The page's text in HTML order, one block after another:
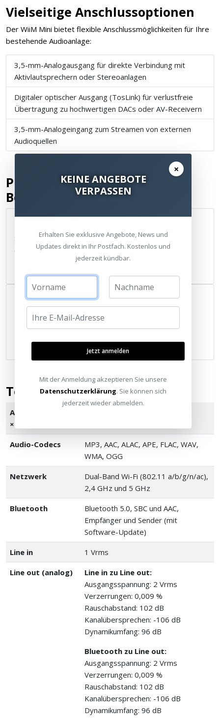
Vielseitige Anschlussoptionen
Der WiiM Mini bietet flexible Anschlussmöglichkeiten für Ihre
bestehende Audioanlage:
3,5-mm-Analogausgang für direkte Verbindung mit
Aktivlautsprechern oder Stereoanlagen
Digitaler optischer Ausgang (TosLink) für verlustfreie
Übertragung zu hochwertigen DACs oder AV-Receivern
3,5-mm-Analogeingang zum Streamen von externen
Audioquellen
Planen Sie eine persönliche
Beratung
Sie möchten mehr über den WiiM Mini erfahren oder
eine persönliche Vorführung erleben?
Besuchen Sie uns
In unseren Ausstellungsräumen können Sie den WiiM
Mini live erleben und testen.
Standorte finden
Technische Daten
Abmessungen (B
× H × T)
Audio-Codecs
MP3, AAC, ALAC, APE, FLAC, WAV,
WMA, OGG
Netzwerk
Dual-Band Wi-Fi (802.11 a/b/g/n/ac),
2,4 GHz und 5 GHz
Bluetooth
Bluetooth 5.0, SBC und AAC,
Empfänger und Sender (mit
Software-Update)
Line in 1 Vrms
Line out (analog)
Line in zu Line out:
Ausgangsspannung: 2 Vrms
Verzerrungen: 0,009 %
Rauschabstand: 102 dB
Kanalübersprechen: -106 dB
Dynamikumfang: 96 dB
Bluetooth zu Line out:
Ausgangsspannung: 2 Vrms
Verzerrungen: 0,009 %
Rauschabstand: 102 dB
Kanalübersprechen: -106 dB
Dynamikumfang: 96 dB
×
KEINE ANGEBOTE
VERPASSEN
Erhalten Sie exklusive Angebote, News und
Updates direkt in Ihr Postfach. Kostenlos und
jederzeit kündbar.
Jetzt anmelden
Mit der Anmeldung akzeptieren Sie unsere
Datenschutzerklärung. Sie können sich
jederzeit wieder abmelden.